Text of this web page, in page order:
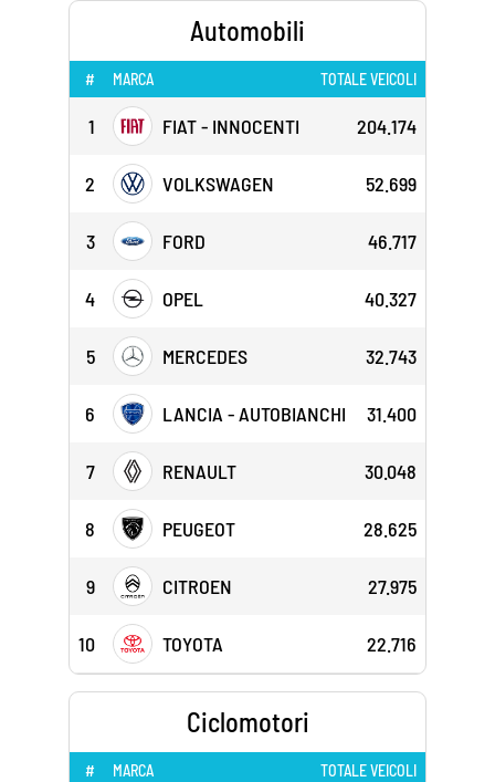
Automobili
# MARCA TOTALE VEICOLI
1 FIAT - INNOCENTI 204.174
2 VOLKSWAGEN 52.699
3 FORD 46.717
4 OPEL 40.327
5 MERCEDES 32.743
6 LANCIA - AUTOBIANCHI 31.400
7 RENAULT 30.048
8 PEUGEOT 28.625
9 CITROEN 27.975
10 TOYOTA 22.716
Ciclomotori
# MARCA TOTALE VEICOLI